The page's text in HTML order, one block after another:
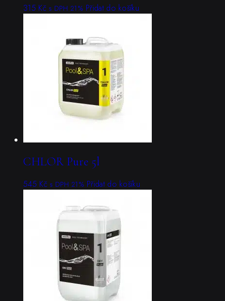
315 Kč s DPH 21% Přidat do košíku
CHLOR Pure 5l
545 Kč s DPH 21% Přidat do košíku